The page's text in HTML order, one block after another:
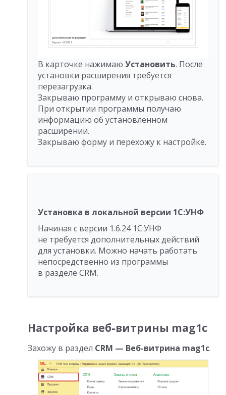
В карточке нажимаю Установить. После
установки расширения требуется
перезагрузка.
Закрываю программу и открываю снова.
При открытии программы получаю
информацию об установленном
расширении.
Закрываю форму и перехожу к настройке.
Установка в локальной версии 1С:УНФ
Начиная с версии 1.6.24 1С:УНФ
не требуется дополнительных действий
для установки. Можно начать работать
непосредственно из программы
в разделе CRM.
Настройка веб-витрины mag1c
Захожу в раздел СRM — Веб-витрина mag1c.